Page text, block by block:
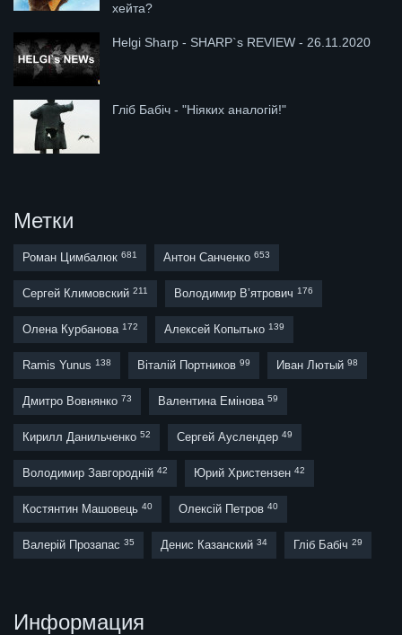
хейта?
Helgi Sharp - SHARP`s REVIEW - 26.11.2020
Гліб Бабіч - "Ніяких аналогій!"
Метки
Роман Цимбалюк 681 Антон Санченко 653
Сергей Климовский 211 Володимир В’ятрович 176
Олена Курбанова 172 Алексей Копытько 139
Ramis Yunus 138 Віталій Портников 99 Иван Лютый 98
Дмитро Вовнянко 73 Валентина Емінова 59
Кирилл Данильченко 52 Сергей Ауслендер 49
Володимир Завгородній 42 Юрий Христензен 42
Костянтин Машовець 40 Олексій Петров 40
Валерій Прозапас 35 Денис Казанский 34 Гліб Бабіч 29
Информация